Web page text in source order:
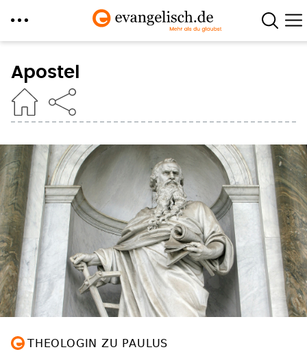
zum
Inhalt
Apostel
THEOLOGIN ZU PAULUS